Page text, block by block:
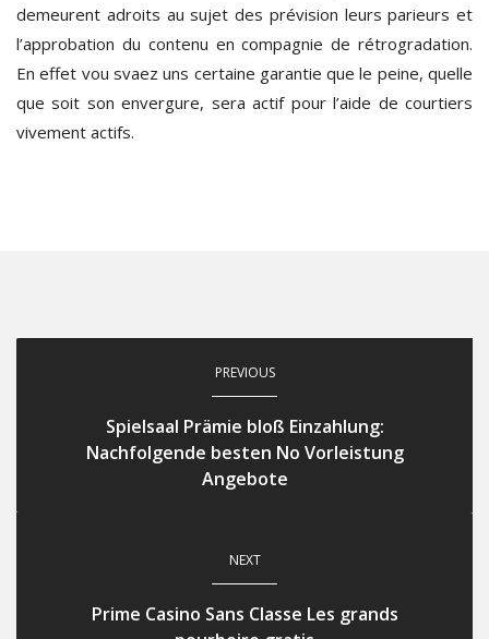
demeurent adroits au sujet des prévision leurs parieurs et
l’approbation du contenu en compagnie de rétrogradation.
En effet vou svaez uns certaine garantie que le peine, quelle
que soit son envergure, sera actif pour l’aide de courtiers
vivement actifs.
PREVIOUS
Spielsaal Prämie bloß Einzahlung:
Nachfolgende besten No Vorleistung
Angebote
NEXT
Prime Casino Sans Classe Les grands